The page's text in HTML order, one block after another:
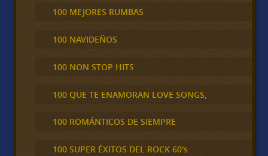
100 MEJORES RUMBAS
100 NAVIDEÑOS
100 NON STOP HITS
100 QUE TE ENAMORAN LOVE SONGS,
100 ROMÁNTICOS DE SIEMPRE
100 SUPER ÉXITOS DEL ROCK 60's